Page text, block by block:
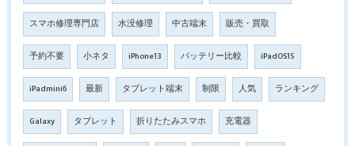
スマホ修理専門店 水没修理 中古端末 販売・買取
予約不要 小ネタ iPhone13 バッテリー比較 iPadOS15
iPadmini6 最新 タブレット端末 制限 人気 ランキング
Galaxy タブレット 折りたたみスマホ 充電器